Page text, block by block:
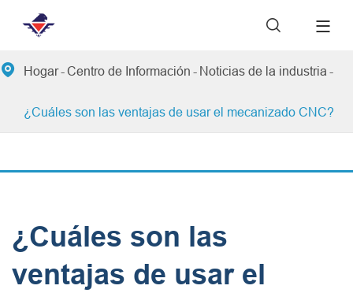

 Hogar Centro de Información Noticias de la industria
¿Cuáles son las ventajas de usar el mecanizado CNC?
¿Cuáles son las
ventajas de usar el